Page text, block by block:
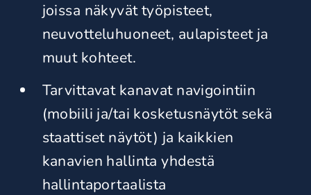
joissa näkyvät työpisteet,
neuvotteluhuoneet, aulapisteet ja
muut kohteet.
Tarvittavat kanavat navigointiin
(mobiili ja/tai kosketusnäytöt sekä
staattiset näytöt) ja kaikkien
kanavien hallinta yhdestä
hallintaportaalista